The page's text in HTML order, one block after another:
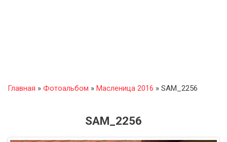
Главная » Фотоальбом » Масленица 2016 » SAM_2256
SAM_2256